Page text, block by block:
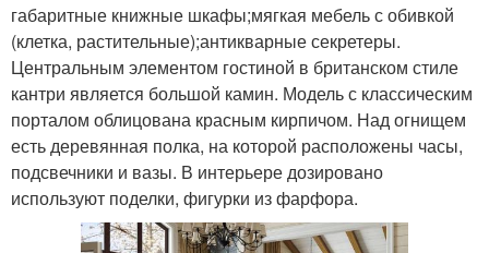
габаритные книжные шкафы;мягкая мебель с обивкой
(клетка, растительные);антикварные секретеры.
Центральным элементом гостиной в британском стиле
кантри является большой камин. Модель с классическим
порталом облицована красным кирпичом. Над огнищем
есть деревянная полка, на которой расположены часы,
подсвечники и вазы. В интерьере дозировано
используют поделки, фигурки из фарфора.